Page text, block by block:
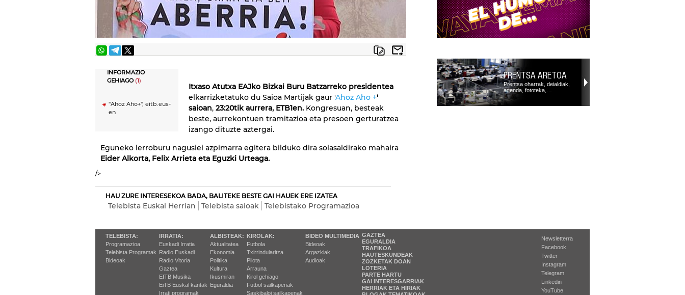
INFORMAZIO
GEHIAGO(1)
"Ahoz Aho+", eitb.eus-
en
Itxaso Atutxa EAJko Bizkai Buru Batzarreko presidentea
elkarrizketatuko du Saioa Martijak gaur 'Ahoz Aho +'
saioan, 23:20tik aurrera, ETB1en. Kongresuan, besteak
beste, aurrekontuen tramitazioa eta presoen gerturatzea
izango dituzte aztergai.
Eguneko lerroburu nagusiei azpimarra egitera bilduko dira solasaldirako mahaira
Eider Alkorta, Felix Arrieta eta Eguzki Urteaga.
/>
HAU ZURE INTERESEKOA BADA, BALITEKE BESTE GAI HAUEK ERE IZATEA
Telebista Euskal Herrian Telebista saioak Telebistako Programazioa
PRENTSA ARETOA
Prentsa oharrak, deialdiak,
agenda, fototeka,…
TELEBISTA:
Programazioa
Telebista Programak
Bideoak
IRRATIA:
Euskadi Irratia
Radio Euskadi
Radio Vitoria
Gaztea
EITB Musika
EiTB Euskal kantak
Irrati programak
ALBISTEAK:
Aktualitatea
Ekonomia
Politika
Kultura
Ikusmiran
Eguraldia
KIROLAK:
Futbola
Txirrindularitza
Pilota
Arrauna
Kirol gehiago
Futbol sailkapenak
Saskibaloi sailkapenak
BIDEO MULTIMEDIA
Bideoak
Argazkiak
Audioak
GAZTEA
EGURALDIA
TRAFIKOA
HAUTESKUNDEAK
ZOZKETAK DOAN
LOTERIA
PARTE HARTU
GAI INTERESGARRIAK
HERRIAK ETA HIRIAK
Newsletterra
Facebook
Twitter
Instagram
Telegram
Linkedin
YouTube